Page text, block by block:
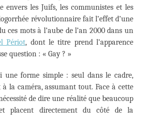
envers les Juifs, les communistes et les
révolutionnaire fait l’effet d’une
ces mots à l’aube de l’an 2000 dans un
Périot, dont le titre prend l’apparence
question : « Gay ? »
une forme simple : seul dans le cadre,
la caméra, assumant tout. Face à cette
de dire une réalité que beaucoup
placent directement du côté de la